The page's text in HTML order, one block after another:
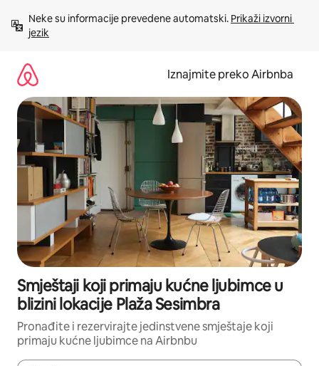
sadržaj
Neke su informacije prevedene automatski. Prikaži izvorni
jezik
Iznajmite preko Airbnba
Smještaji koji primaju kućne ljubimce u
blizini lokacije Plaža Sesimbra
Pronađite i rezervirajte jedinstvene smještaje koji
primaju kućne ljubimce na Airbnbu